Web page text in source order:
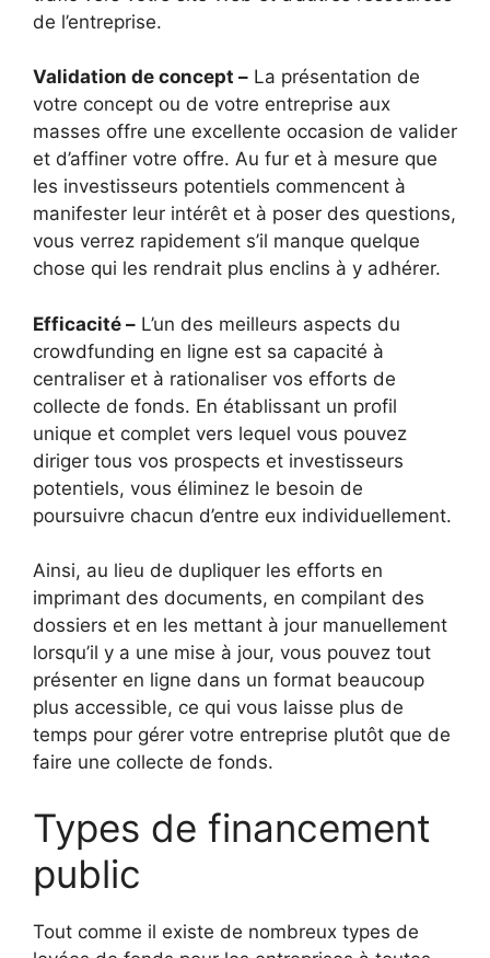
de l’entreprise.
Validation de concept – La présentation de
votre concept ou de votre entreprise aux
masses offre une excellente occasion de valider
et d’affiner votre offre. Au fur et à mesure que
les investisseurs potentiels commencent à
manifester leur intérêt et à poser des questions,
vous verrez rapidement s’il manque quelque
chose qui les rendrait plus enclins à y adhérer.
Efficacité – L’un des meilleurs aspects du
crowdfunding en ligne est sa capacité à
centraliser et à rationaliser vos efforts de
collecte de fonds. En établissant un profil
unique et complet vers lequel vous pouvez
diriger tous vos prospects et investisseurs
potentiels, vous éliminez le besoin de
poursuivre chacun d’entre eux individuellement.
Ainsi, au lieu de dupliquer les efforts en
imprimant des documents, en compilant des
dossiers et en les mettant à jour manuellement
lorsqu’il y a une mise à jour, vous pouvez tout
présenter en ligne dans un format beaucoup
plus accessible, ce qui vous laisse plus de
temps pour gérer votre entreprise plutôt que de
faire une collecte de fonds.
Types de financement
public
Tout comme il existe de nombreux types de